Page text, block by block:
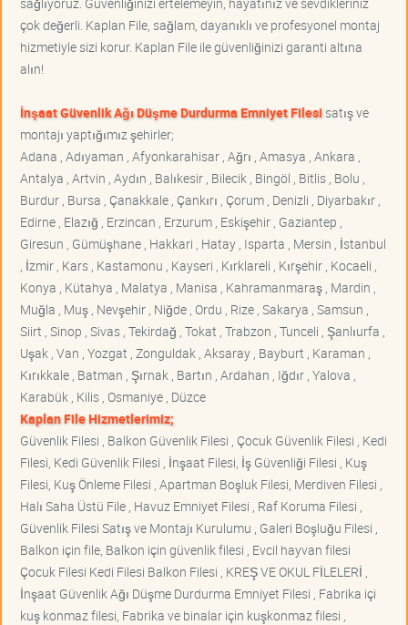
çok değerli. Kaplan File, sağlam, dayanıklı ve profesyonel montaj
hizmetiyle sizi korur. Kaplan File ile güvenliğinizi garanti altına
alın!
İnşaat Güvenlik Ağı Düşme Durdurma Emniyet Filesisatış ve
montajı yaptığımız şehirler;
Adana , Adıyaman , Afyonkarahisar , Ağrı , Amasya , Ankara ,
Antalya , Artvin , Aydın , Balıkesir , Bilecik , Bingöl , Bitlis , Bolu ,
Burdur , Bursa , Çanakkale , Çankırı , Çorum , Denizli , Diyarbakır ,
Edirne , Elazığ , Erzincan , Erzurum , Eskişehir , Gaziantep ,
Giresun , Gümüşhane , Hakkari , Hatay , Isparta , Mersin , İstanbul
, İzmir , Kars , Kastamonu , Kayseri , Kırklareli , Kırşehir , Kocaeli ,
Konya , Kütahya , Malatya , Manisa , Kahramanmaraş , Mardin ,
Muğla , Muş , Nevşehir , Niğde , Ordu , Rize , Sakarya , Samsun ,
Siirt , Sinop , Sivas , Tekirdağ , Tokat , Trabzon , Tunceli , Şanlıurfa ,
Uşak , Van , Yozgat , Zonguldak , Aksaray , Bayburt , Karaman ,
Kırıkkale , Batman , Şırnak , Bartın , Ardahan , Iğdır , Yalova ,
Karabük , Kilis , Osmaniye , Düzce
Kaplan File Hizmetlerimiz;
Güvenlik Filesi , Balkon Güvenlik Filesi , Çocuk Güvenlik Filesi , Kedi
Filesi, Kedi Güvenlik Filesi , İnşaat Filesi, İş Güvenliği Filesi , Kuş
Filesi, Kuş Önleme Filesi , Apartman Boşluk Filesi, Merdiven Filesi ,
Halı Saha Üstü File , Havuz Emniyet Filesi , Raf Koruma Filesi ,
Güvenlik Filesi Satış ve Montajı Kurulumu , Galeri Boşluğu Filesi ,
Balkon için file, Balkon için güvenlik filesi , Evcil hayvan filesi
Çocuk Filesi Kedi Filesi Balkon Filesi , KREŞ VE OKUL FİLELERİ ,
İnşaat Güvenlik Ağı Düşme Durdurma Emniyet Filesi , Fabrika içi
kuş konmaz filesi, Fabrika ve binalar için kuşkonmaz filesi ,